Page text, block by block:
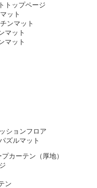
トップページ
ット
ンマット
マット
マット
ションフロア
ズルマット
プカーテン（厚地）
ン